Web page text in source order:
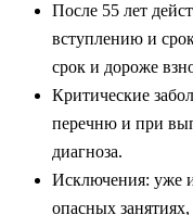
После 55 лет
вступлению и
срок и дороже
Критические
перечню и при
диагноза.
Исключения: уже
опасных